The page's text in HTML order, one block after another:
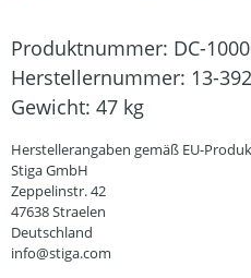
Produktnummer: DC-
Herstellernummer: 13-
Gewicht: 47 kg
Herstellerangaben gemäß EU-
Stiga GmbH
Zeppelinstr. 42
47638 Straelen
Deutschland
info@stiga.com